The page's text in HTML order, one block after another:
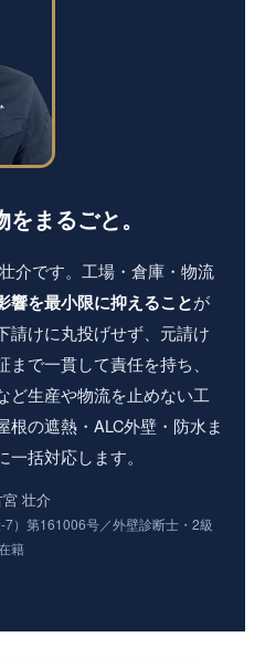
まるごと。
介です。工場・倉庫・物流
響を最小限に抑えることが
請けに丸投げせず、元請け
で一貫して責任を持ち、
ど生産や物流を止めない工
の遮熱・ALC外壁・防水ま
括対応します。
壮介
）第161006号／外壁診断士・2級
籍